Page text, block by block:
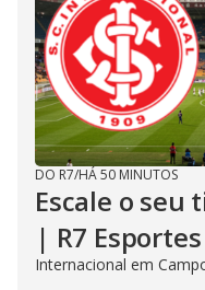
DO R7/HÁ 50 MINUTOS
Escale o
| R7 Esportes
Internacional em